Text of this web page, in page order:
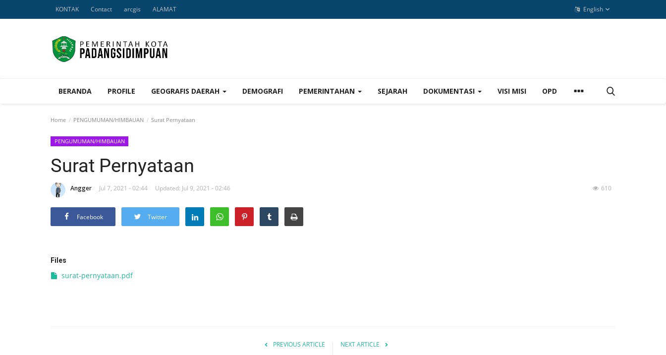
KONTAK Contact arcgis ALAMAT English
BERANDA PROFILE GEOGRAFIS DAERAH DEMOGRAFI PEMERINTAHAN SEJARAH DOKUMENTASI VISI MISI OPD
Home PENGUMUMAN/HIMBAUAN Surat Pernyataan
PENGUMUMAN/HIMBAUAN
Surat Pernyataan
Angger Jul 7, 2021 - 02:44 Updated: Jul 9, 2021 - 02:46 610
Facebook Twitter
Files
surat-pernyataan.pdf
PREVIOUS ARTICLE NEXT ARTICLE